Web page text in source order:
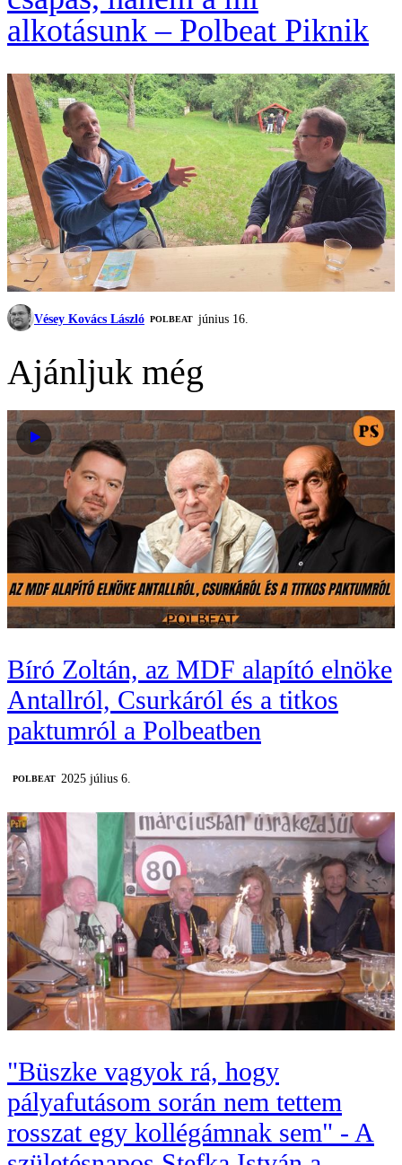
alkotásunk – Polbeat Piknik
Vésey Kovács László ‎POLBEAT június 16.
Ajánljuk még
Bíró Zoltán, az MDF alapító elnöke
Antallról, Csurkáról és a titkos
paktumról a Polbeatben
‎POLBEAT 2025 július 6.
"Büszke vagyok rá, hogy
pályafutásom során nem tettem
rosszat egy kollégámnak sem" - A